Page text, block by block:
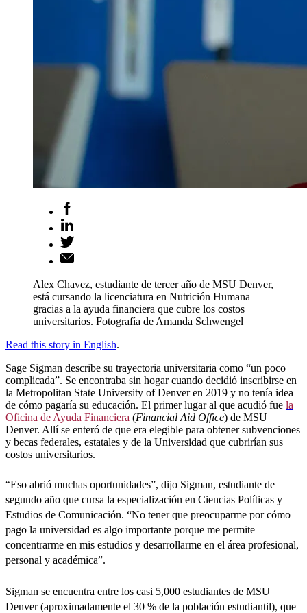
Alex Chavez, estudiante de tercer año de MSU Denver,
está cursando la licenciatura en Nutrición Humana
gracias a la ayuda financiera que cubre los costos
universitarios. Fotografía de Amanda Schwengel
Read this story in English.
Sage Sigman describe su trayectoria universitaria como “un poco
complicada”. Se encontraba sin hogar cuando decidió inscribirse en
la Metropolitan State University of Denver en 2019 y no tenía idea
de cómo pagaría su educación. El primer lugar al que acudió fue la
Oficina de Ayuda Financiera (Financial Aid Office) de MSU
Denver. Allí se enteró de que era elegible para obtener subvenciones
y becas federales, estatales y de la Universidad que cubrirían sus
costos universitarios.
“Eso abrió muchas oportunidades”, dijo Sigman, estudiante de
segundo año que cursa la especialización en Ciencias Políticas y
Estudios de Comunicación. “No tener que preocuparme por cómo
pago la universidad es algo importante porque me permite
concentrarme en mis estudios y desarrollarme en el área profesional,
personal y académica”.
Sigman se encuentra entre los casi 5,000 estudiantes de MSU
Denver (aproximadamente el 30 % de la población estudiantil), que